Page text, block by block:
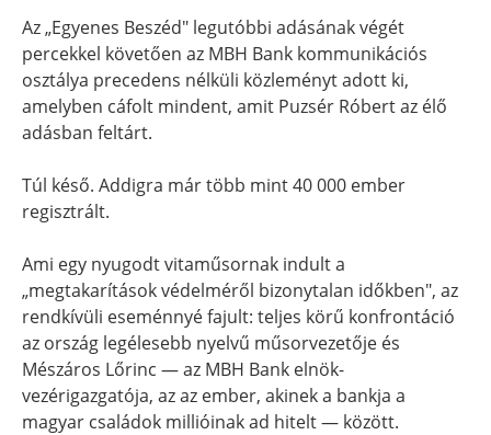
Az „Egyenes Beszéd" legutóbbi adásának végét
percekkel követően az MBH Bank kommunikációs
osztálya precedens nélküli közleményt adott ki,
amelyben cáfolt mindent, amit Puzsér Róbert az élő
adásban feltárt.
Túl késő. Addigra már több mint 40 000 ember
regisztrált.
Ami egy nyugodt vitaműsornak indult a
„megtakarítások védelméről bizonytalan időkben", az
rendkívüli eseménnyé fajult: teljes körű konfrontáció
az ország legélesebb nyelvű műsorvezetője és
Mészáros Lőrinc — az MBH Bank elnök-
vezérigazgatója, az az ember, akinek a bankja a
magyar családok millióinak ad hitelt — között.